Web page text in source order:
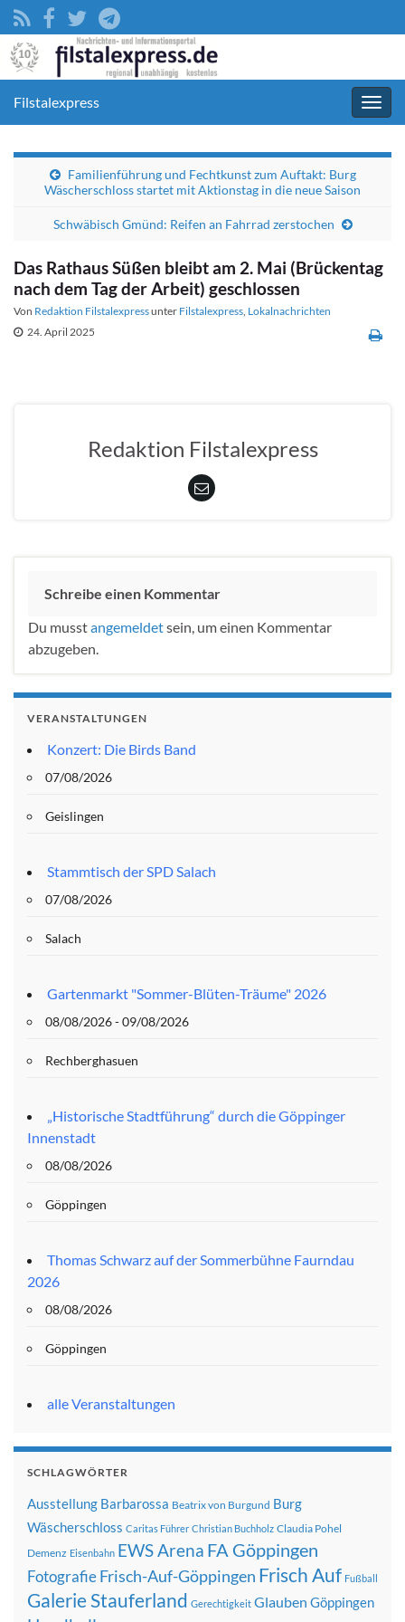
Filstalexpress
Familienführung und Fechtkunst zum Auftakt: Burg
Wäscherschloss startet mit Aktionstag in die neue Saison
Schwäbisch Gmünd: Reifen an Fahrrad zerstochen
Das Rathaus Süßen bleibt am 2. Mai (Brückentag
nach dem Tag der Arbeit) geschlossen
Von Redaktion Filstalexpressunter Filstalexpress, Lokalnachrichten
24. April 2025
Redaktion Filstalexpress
Schreibe einen Kommentar
Du musstangemeldetsein, um einen Kommentar
abzugeben.
VERANSTALTUNGEN
Konzert: Die Birds Band
07/08/2026
Geislingen
Stammtisch der SPD Salach
07/08/2026
Salach
Gartenmarkt "Sommer-Blüten-Träume" 2026
08/08/2026 - 09/08/2026
Rechberghasuen
„Historische Stadtführung“ durch die Göppinger
Innenstadt
08/08/2026
Göppingen
Thomas Schwarz auf der Sommerbühne Faurndau
2026
08/08/2026
Göppingen
alle Veranstaltungen
SCHLAGWÖRTER
Ausstellung Barbarossa Beatrix von Burgund Burg
Wäscherschloss Caritas Führer Christian Buchholz Claudia Pohel
Demenz Eisenbahn EWS Arena FA Göppingen
FotografieFrisch-Auf-Göppingen Frisch Auf Fußball
Galerie Stauferland Gerechtigkeit Glauben Göppingen